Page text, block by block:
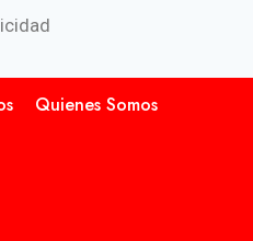
Quienes Somos